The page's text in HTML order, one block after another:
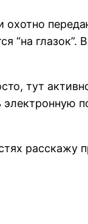
“на
тут
расскажу